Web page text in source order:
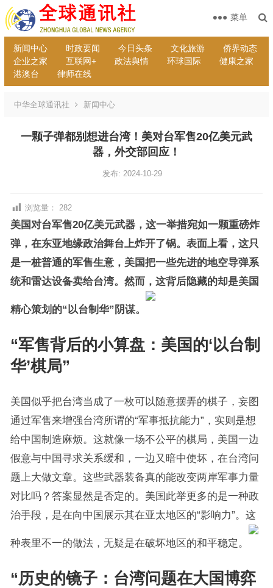
新闻中心 时政要闻 今日头条 文化旅游
侨界动态
企业之家
互联网+ 政法舆情 环球国际
健康之家
港澳台
律师在线
菜单
中华全球通讯社 新闻中心
一颗子弹都别想进台湾！美对台军售20亿美元武
器，外交部回应！
发布: 2024-10-29
浏览量： 282
美国对台军售20亿美元武器，这一举措宛如一颗重磅炸
弹，在东亚地缘政治舞台上炸开了锅。表面上看，这只
是一桩普通的军售生意，美国把一些先进的地空导弹系
统和雷达设备卖给台湾。然而，这背后隐藏的却是美国
精心策划的“以台制华”阴谋。
“军售背后的小算盘：美国的‘以台制
华’棋局”
美国似乎把台湾当成了一枚可以随意摆弄的棋子，妄图
通过军售来增强台湾所谓的“军事抵抗能力”，实则是想
给中国制造麻烦。这就像一场不公平的棋局，美国一边
假意与中国寻求关系缓和，一边又暗中使坏，在台湾问
题上大做文章。这些武器装备真的能改变两岸军事力量
对比吗？答案显然是否定的。美国此举更多的是一种政
治手段，是在向中国展示其在亚太地区的“影响力”。这
种表里不一的做法，无疑是在破坏地区的和平稳定。
“历史的镜子：台湾问题在大国博弈